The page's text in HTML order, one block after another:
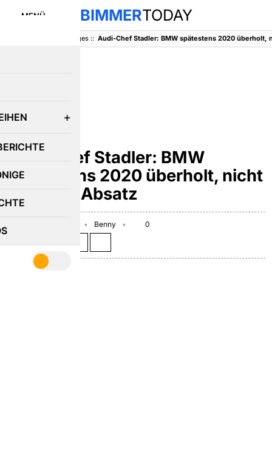
MENÜ BIMMERTODAY
Sonstiges::
Audi-Chef Stadler: BMW
spätestens 2020 überholt, nicht
nur beim Absatz
Benny
0